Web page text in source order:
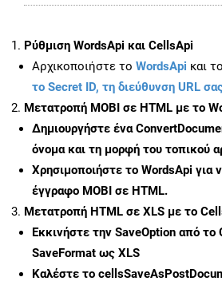
Ρύθμιση WordsApi και CellsApi
Αρχικοποιήστε το WordsApi και το
το Secret ID, τη διεύθυνση URL
Μετατροπή MOBI σε HTML με το
Δημιουργήστε ένα
όνομα και τη μορφή του τοπικού
Χρησιμοποιήστε το WordsApi για
έγγραφο MOBI σε HTML.
Μετατροπή HTML σε XLS με το
Εκκινήστε την SaveOption από το
SaveFormat ως XLS
Καλέστε το